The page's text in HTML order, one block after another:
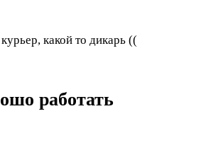
какой то дикарь ((
работать